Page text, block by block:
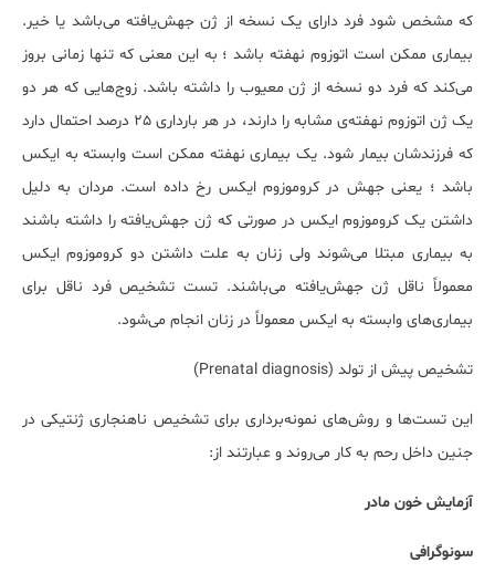
که مشخص شود فرد دارای یک نسخه از ژن جهش‌یافته می‌باشد یا خیر.
بیماری ممکن است اتوزوم نهفته باشد ؛ به این معنی که تنها زمانی بروز
می‌کند که فرد دو نسخه از ژن معیوب را داشته باشد. زوج‌هایی که هر دو
یک ژن اتوزوم نهفته‌ی مشابه را دارند، در هر بارداری 25 درصد احتمال دارد
که فرزندشان بیمار شود. یک بیماری نهفته ممکن است وابسته به ایکس
باشد ؛ یعنی جهش در کروموزوم ایکس رخ داده است. مردان به دلیل
داشتن یک کروموزوم ایکس در صورتی که ژن جهش‌یافته را داشته باشند
به بیماری مبتلا می‌شوند ولی زنان به علت داشتن دو کروموزوم ایکس
معمولاً ناقل ژن جهش‌یافته می‌باشند. تست تشخیص فرد ناقل برای
بیماری‌های وابسته به ایکس معمولاً در زنان انجام می‌شود.
تشخیص پیش از تولد (Prenatal diagnosis)
این تست‌ها و روش‌های نمونه‌برداری برای تشخیص ناهنجاری ژنتیکی در
جنین داخل رحم به کار می‌روند و عبارتند از:
آزمایش خون مادر
سونوگرافی